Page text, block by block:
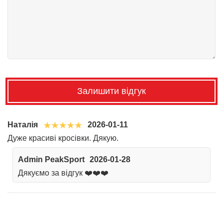
Залишити відгук
Наталія
2026-01-11
Дуже красиві кросівки. Дякую.
Admin PeakSport 2026-01-28
Дякуємо за відгук ❤️❤️❤️